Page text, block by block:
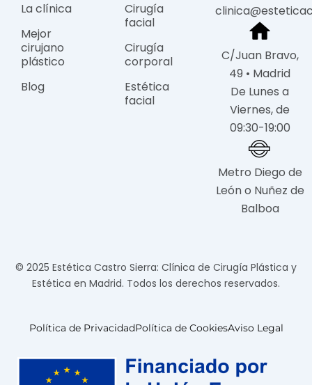
La clínica
Mejor
cirujano
plástico
Blog
Cirugía
facial
Cirugía
corporal
Estética
facial
C/Juan Bravo,
49 • Madrid
De Lunes a
Viernes, de
09:30-19:00
Metro Diego de
León o Nuñez de
Balboa
© 2025 Estética Castro Sierra: Clínica de Cirugía Plástica y
Estética en Madrid. Todos los derechos reservados.
Política de PrivacidadPolítica de CookiesAviso Legal